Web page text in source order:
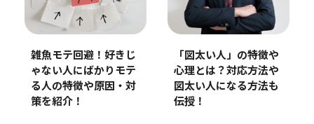
雑魚モテ回避！好きじ
ゃない人にばかりモテ
る人の特徴や原因・対
策を紹介！
「図太い人」の特徴や
心理とは？対応方法や
図太い人になる方法も
伝授！